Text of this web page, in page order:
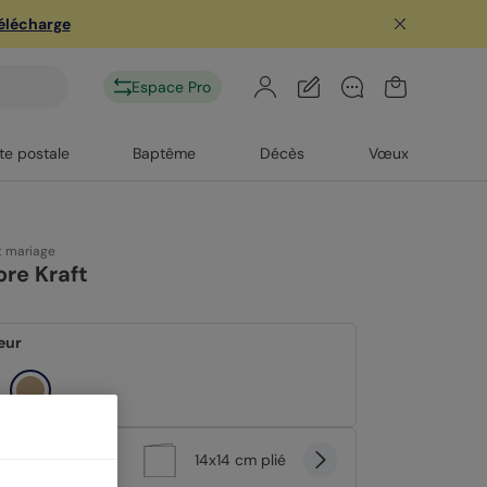
Espace Pro
postale Baptême Décès Vœux
mariage
Kraft
14x14 cm plié